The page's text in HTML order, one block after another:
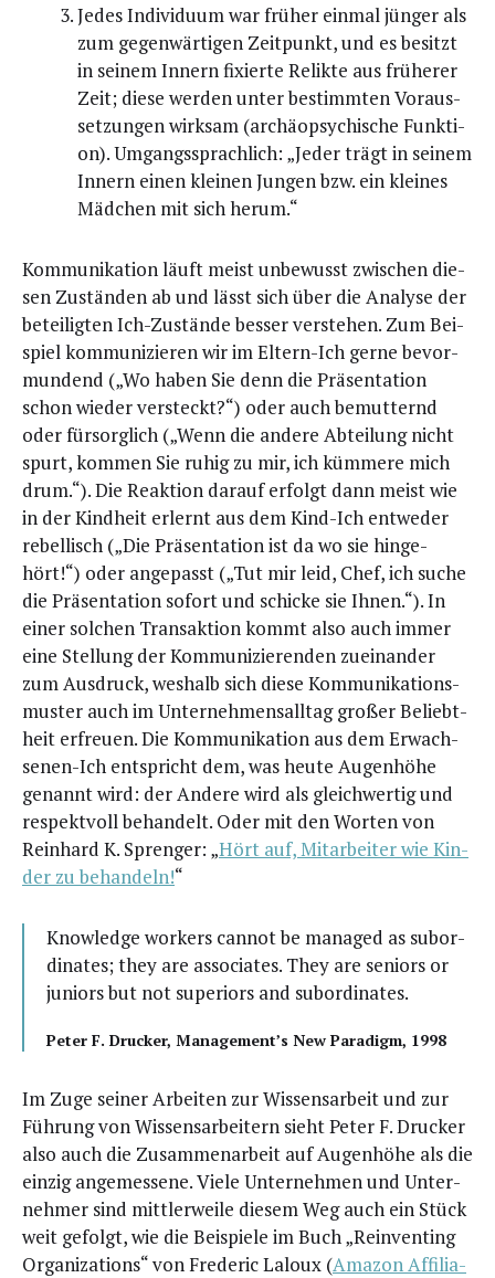
Jedes Indi­vi­du­um war frü­her ein­mal jün­ger als
zum gegen­wär­ti­gen Zeit­punkt, und es besitzt
in sei­nem Innern fixier­te Relik­te aus frü­he­rer
Zeit; die­se wer­den unter bestimm­ten Vor­aus­
set­zun­gen wirk­sam (archäo­psy­chi­sche Funk­ti­
on). Umgangs­sprach­lich: „Jeder trägt in sei­nem
Innern einen klei­nen Jun­gen bzw. ein klei­nes
Mäd­chen mit sich herum.“
Kom­mu­ni­ka­ti­on läuft meist unbe­wusst zwi­schen die­
sen Zustän­den ab und lässt sich über die Ana­ly­se der
betei­lig­ten Ich-Zustän­de bes­ser ver­ste­hen. Zum Bei­
spiel kom­mu­ni­zie­ren wir im Eltern-Ich ger­ne bevor­
mun­dend („Wo haben Sie denn die Prä­sen­ta­ti­on
schon wie­der ver­steckt?“) oder auch bemut­ternd
oder für­sorg­lich („Wenn die ande­re Abtei­lung nicht
spurt, kom­men Sie ruhig zu mir, ich küm­me­re mich
drum.“). Die Reak­ti­on dar­auf erfolgt dann meist wie
in der Kind­heit erlernt aus dem Kind-Ich ent­we­der
rebel­lisch („Die Prä­sen­ta­ti­on ist da wo sie hin­ge­
hört!“) oder ange­passt („Tut mir leid, Chef, ich suche
die Prä­sen­ta­ti­on sofort und schi­cke sie Ihnen.“). In
einer sol­chen Trans­ak­ti­on kommt also auch immer
eine Stel­lung der Kom­mu­ni­zie­ren­den zuein­an­der
zum Aus­druck, wes­halb sich die­se Kom­mu­ni­ka­ti­ons­
mus­ter auch im Unter­neh­mens­all­tag gro­ßer Beliebt­
heit erfreu­en. Die Kom­mu­ni­ka­ti­on aus dem Erwach­
se­nen-Ich ent­spricht dem, was heu­te Augen­hö­he
genannt wird: der Ande­re wird als gleich­wer­tig und
respekt­voll behan­delt. Oder mit den Wor­ten von
Rein­hard K. Spren­ger: „Hört auf, Mit­ar­bei­ter wie Kin­
der zu behan­deln!“
Know­ledge workers can­not be mana­ged as sub­or­
di­na­tes; they are asso­cia­tes. They are seni­ors or
juni­ors but not supe­ri­ors and subordinates.
Peter F. Dru­cker, Management’s New Para­digm, 1998
Im Zuge sei­ner Arbei­ten zur Wis­sens­ar­beit und zur
Füh­rung von Wis­sens­ar­bei­tern sieht Peter F. Dru­cker
also auch die Zusam­men­ar­beit auf Augen­hö­he als die
ein­zig ange­mes­se­ne. Vie­le Unter­neh­men und Unter­
neh­mer sind mitt­ler­wei­le die­sem Weg auch ein Stück
weit gefolgt, wie die Bei­spie­le im Buch „Reinven­ting
Orga­niza­ti­ons“ von Fre­de­ric Laloux (Ama­zon Affi­lia­